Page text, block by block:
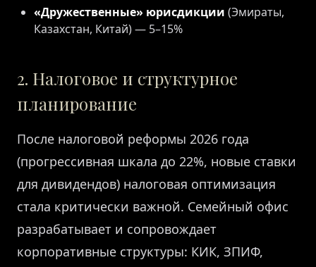
«Дружественные» юрисдикции (Эмираты,
Казахстан, Китай) — 5–15%
2. Налоговое и структурное
планирование
После налоговой реформы 2026 года
(прогрессивная шкала до 22%, новые ставки
для дивидендов) налоговая оптимизация
стала критически важной. Семейный офис
разрабатывает и сопровождает
корпоративные структуры: КИК, ЗПИФ,